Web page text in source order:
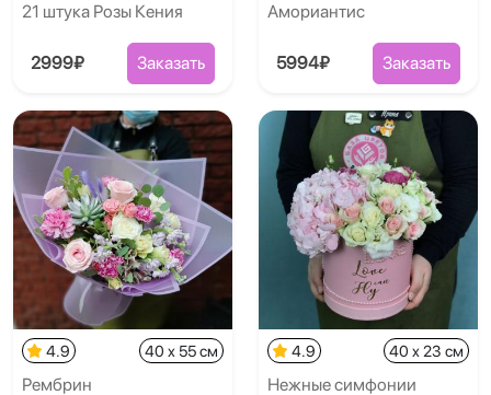
21 штука Розы Кения
2999₽ Заказать
Амориантис
5994₽ Заказать
4.9 40 x 55 см
Рембрин
4.9 40 x 23 см
Нежные симфонии